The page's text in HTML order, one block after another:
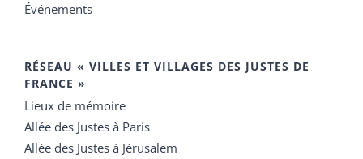
Événements
RÉSEAU « VILLES ET VILLAGES DES JUSTES DE
FRANCE »
Lieux de mémoire
Allée des Justes à Paris
Allée des Justes à Jérusalem